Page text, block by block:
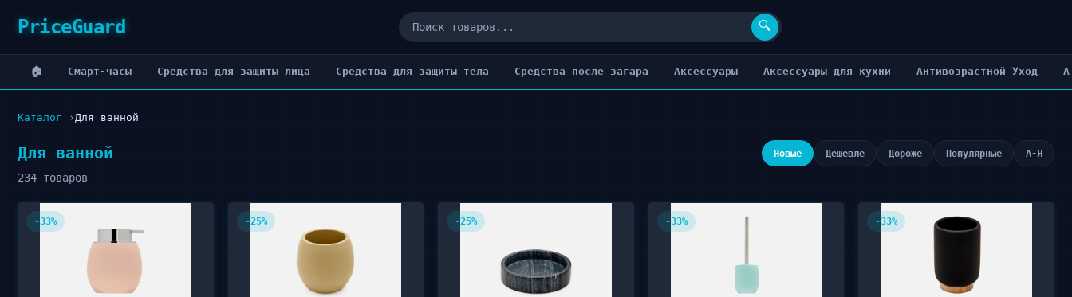
PriceGuard 🔍
🏠 Cмарт-часы Cредства для защиты лица Cредства для защиты тела Cредства после загара Аксессуары Аксессуары для кухни Антивозрастной Уход
Каталог Для ванной
Для ванной
234 товаров
Новые Дешевле Дороже Популярные А-Я
-33% -25% -25% -33% -33%